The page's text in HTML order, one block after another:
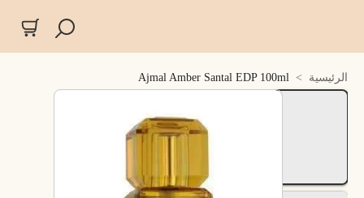
الرئيسية >
Ajmal Amber Santal EDP 100ml